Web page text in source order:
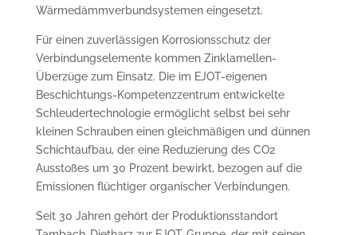
Wärmedämmverbundsystemen eingesetzt.
Für einen zuverlässigen Korrosionsschutz der
Verbindungselemente kommen Zinklamellen-
Überzüge zum Einsatz. Die im EJOT-eigenen
Beschichtungs-Kompetenzzentrum entwickelte
Schleudertechnologie ermöglicht selbst bei sehr
kleinen Schrauben einen gleichmäßigen und dünnen
Schichtaufbau, der eine Reduzierung des CO2
Ausstoßes um 30 Prozent bewirkt, bezogen auf die
Emissionen flüchtiger organischer Verbindungen.
Seit 30 Jahren gehört der Produktionsstandort